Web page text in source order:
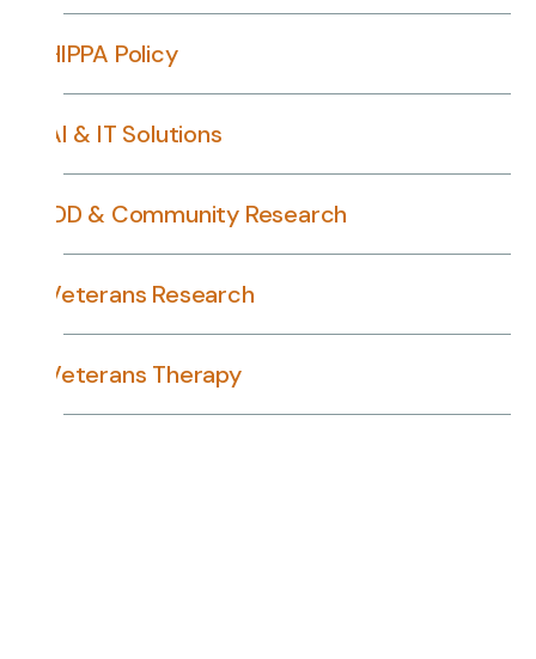
HIPPA Policy
AI & IT Solutions
IDD & Community Research
Veterans Research
Veterans Therapy